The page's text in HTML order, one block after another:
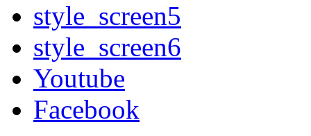
style_screen5
style_screen6
Youtube
Facebook